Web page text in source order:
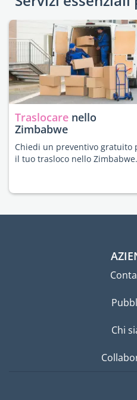
Traslocare nello
Zimbabwe
Chiedi un preventivo gratuito
il tuo trasloco nello Zimbabwe.
Chi